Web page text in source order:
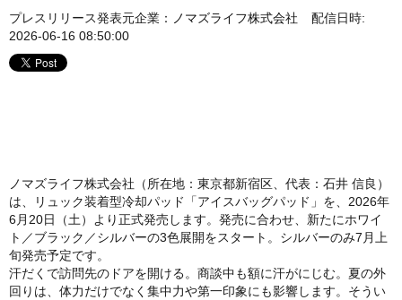
プレスリリース発表元企業： ノマズライフ株式会社
配信日時:
2026-06-16 08:50:00
ノマズライフ株式会社（所在地：東京都新宿区、代表：石井 信良）
は、リュック装着型冷却パッド「アイスバッグパッド」を、2026年
6月20日（土）より正式発売します。発売に合わせ、新たにホワイ
ト／ブラック／シルバーの3色展開をスタート。シルバーのみ7月上
旬発売予定です。
汗だくで訪問先のドアを開ける。商談中も額に汗がにじむ。夏の外
回りは、体力だけでなく集中力や第一印象にも影響します。そうい